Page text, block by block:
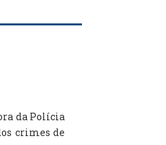
da Polícia
crimes de